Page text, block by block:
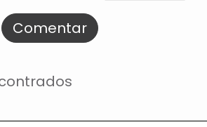
Comentar